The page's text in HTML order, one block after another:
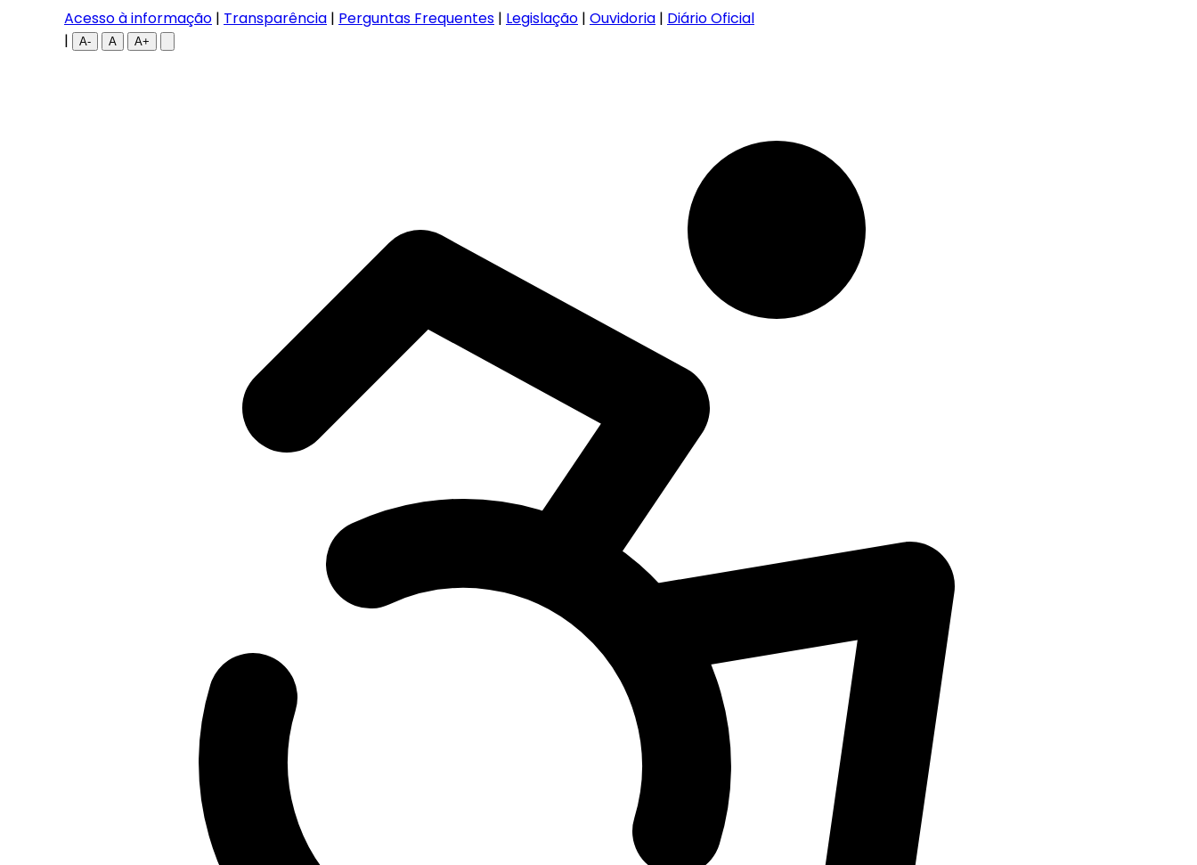
Acesso à informação | Transparência | Perguntas Frequentes | Legislação | Ouvidoria | Diário Oficial
|
A- A A+